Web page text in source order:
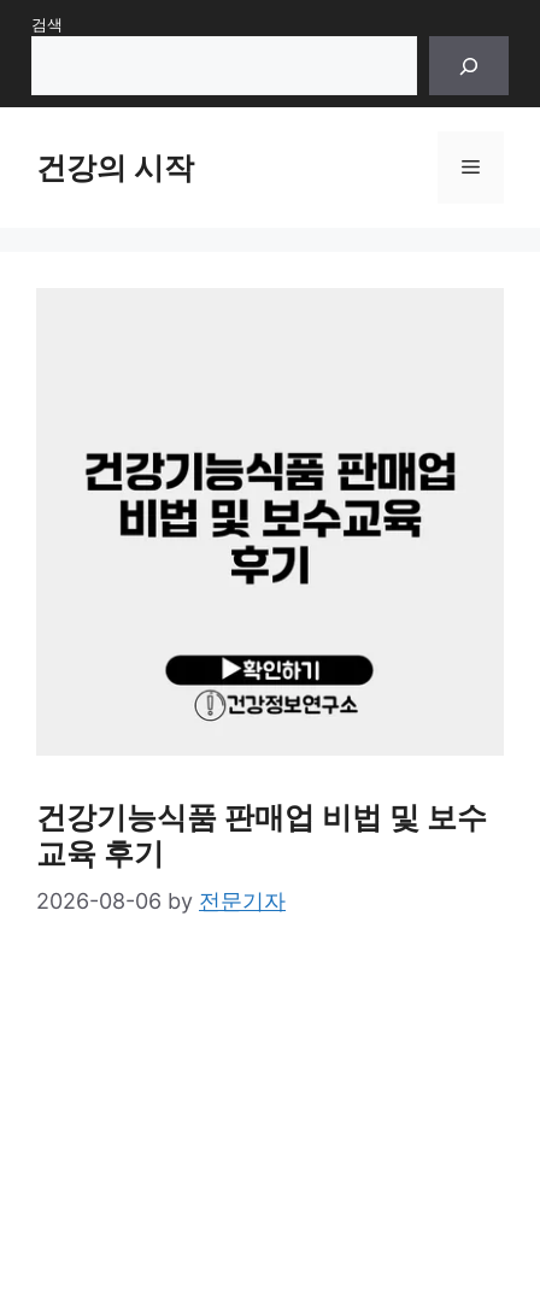
Skip검색
건강의 시작 Menu
건강기능식품 판매업 비법 및 보수
교육 후기
2026-08-06 by 전문기자